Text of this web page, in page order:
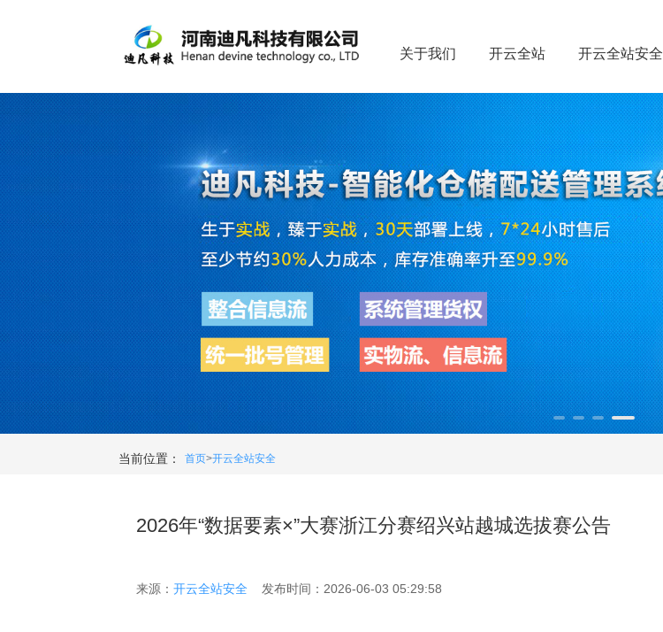
关于我们 开云全站 开云全站安全
当前位置： 首页>开云全站安全
2026年“数据要素×”大赛浙江分赛绍兴站越城选拔赛公告
来源：开云全站安全 发布时间：2026-06-03 05:29:58